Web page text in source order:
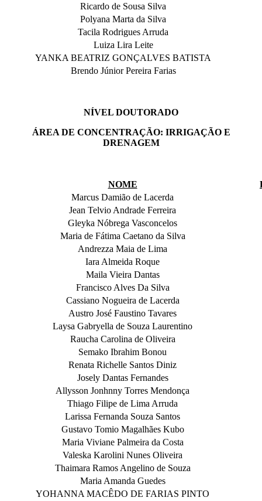
Ricardo de Sousa Silva
Polyana Marta da Silva
Tacila Rodrigues Arruda
Luiza Lira Leite
YANKA BEATRIZ GONÇALVES BATISTA
Brendo Júnior Pereira Farias
NÍVEL DOUTORADO
ÁREA DE CONCENTRAÇÃO: IRRIGAÇÃO E
DRENAGEM
NOME
Marcus Damião de Lacerda
Jean Telvio Andrade Ferreira
Gleyka Nóbrega Vasconcelos
Maria de Fátima Caetano da Silva
Andrezza Maia de Lima
Iara Almeida Roque
Maila Vieira Dantas
Francisco Alves Da Silva
Cassiano Nogueira de Lacerda
Austro José Faustino Tavares
Laysa Gabryella de Souza Laurentino
Raucha Carolina de Oliveira
Semako Ibrahim Bonou
Renata Richelle Santos Diniz
Josely Dantas Fernandes
Allysson Jonhnny Torres Mendonça
Thiago Filipe de Lima Arruda
Larissa Fernanda Souza Santos
Gustavo Tomio Magalhães Kubo
Maria Viviane Palmeira da Costa
Valeska Karolini Nunes Oliveira
Thaimara Ramos Angelino de Souza
Maria Amanda Guedes
YOHANNA MACÊDO DE FARIAS PINTO